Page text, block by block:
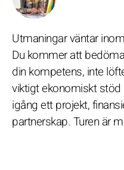
Utmaningar väntar
Du kommer att
din kompetens, inte
viktigt ekonomiskt
igång ett projekt,
partnerskap. Turen är